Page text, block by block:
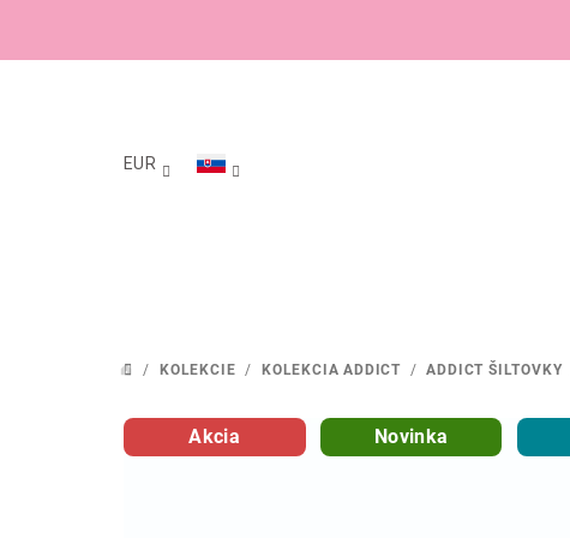
EUR
DOMOV
/ KOLEKCIE / KOLEKCIA ADDICT / ADDICT ŠILTOVKY
Akcia Novinka